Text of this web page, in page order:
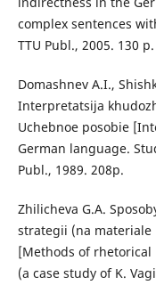
complex sentences
TTU Publ., 2005. 130 p.
Domashnev A.I.,
Interpretatsija
Uchebnoe posobie
German language.
Publ., 1989. 208p.
Zhilicheva G.A.
strategii (na materiale
[Methods of
(a case study of K.